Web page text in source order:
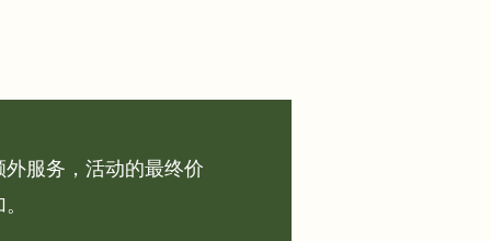
服务，活动的最终价